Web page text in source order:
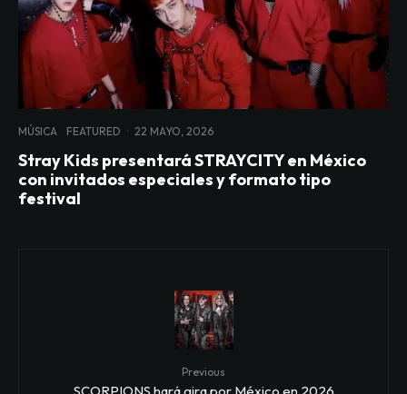
MÚSICA FEATURED · 22 MAYO, 2026
Stray Kids presentará STRAYCITY en México
con invitados especiales y formato tipo
festival
Previous